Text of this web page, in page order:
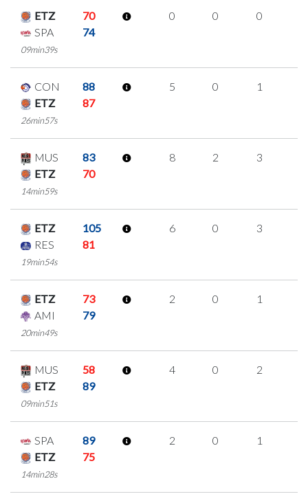
ETZ
70
SPA
74
09min39s
0 0 0
CON
88
ETZ
87
26min57s
5 0 1
MUS
83
ETZ
70
14min59s
8 2 3
ETZ
105
RES
81
19min54s
6 0 3
ETZ
73
AMI
79
20min49s
2 0 1
MUS
58
ETZ
89
09min51s
4 0 2
SPA
89
ETZ
75
14min28s
2 0 1